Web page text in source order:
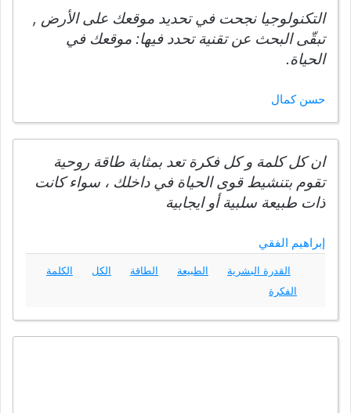
التكنولوجيا نجحت في تحديد موقعك على الأرض ,
تبقّى البحث عن تقنية تحدد فيها: موقعك في
الحياة.
حسن كمال
ان كل كلمة و كل فكرة تعد بمثابة طاقة روحية
تقوم بتنشيط قوى الحياة في داخلك ، سواء كانت
ذات طبيعة سلبية أو ايجابية
إبراهيم الفقي
القدرة البشرية الطبيعة الطاقة الكل
الكلمة
الفكرة